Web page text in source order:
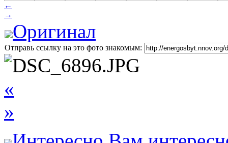
←
→
Оригинал
Отправь ссылку на это фото знакомым:
«
»